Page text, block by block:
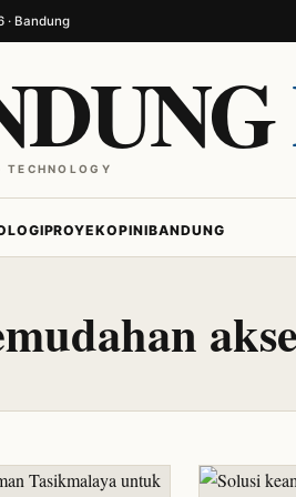
· Bandung
TECHNOLOGY
PROYEKOPINIBANDUNG